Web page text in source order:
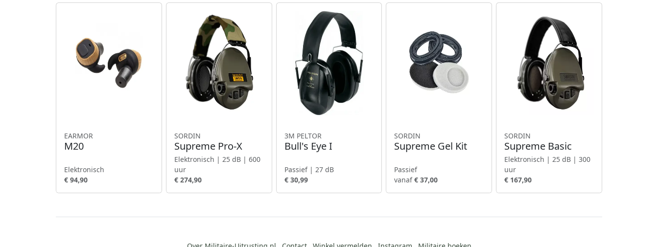
EARMOR
M20
Elektronisch
€ 94,90
SORDIN
Supreme Pro-X
Elektronisch | 25 dB | 600
uur
€ 274,90
3M PELTOR
Bull's Eye I
Passief | 27 dB
€ 30,99
SORDIN
Supreme Gel Kit
Passief
vanaf€ 37,00
SORDIN
Supreme Basic
Elektronisch | 25 dB | 300
uur
€ 167,90